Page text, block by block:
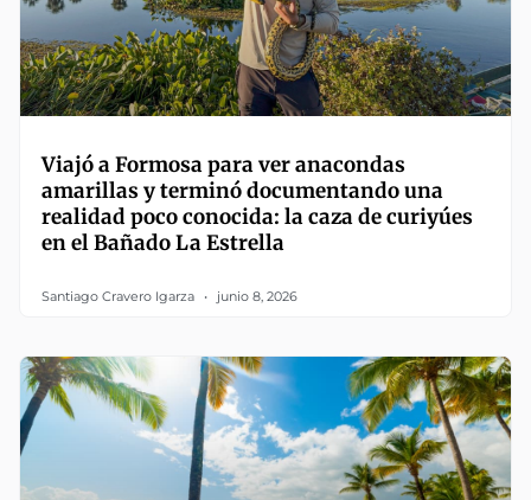
Viajó a Formosa para ver anacondas
amarillas y terminó documentando una
realidad poco conocida: la caza de curiyúes
en el Bañado La Estrella
Santiago Cravero Igarza junio 8, 2026